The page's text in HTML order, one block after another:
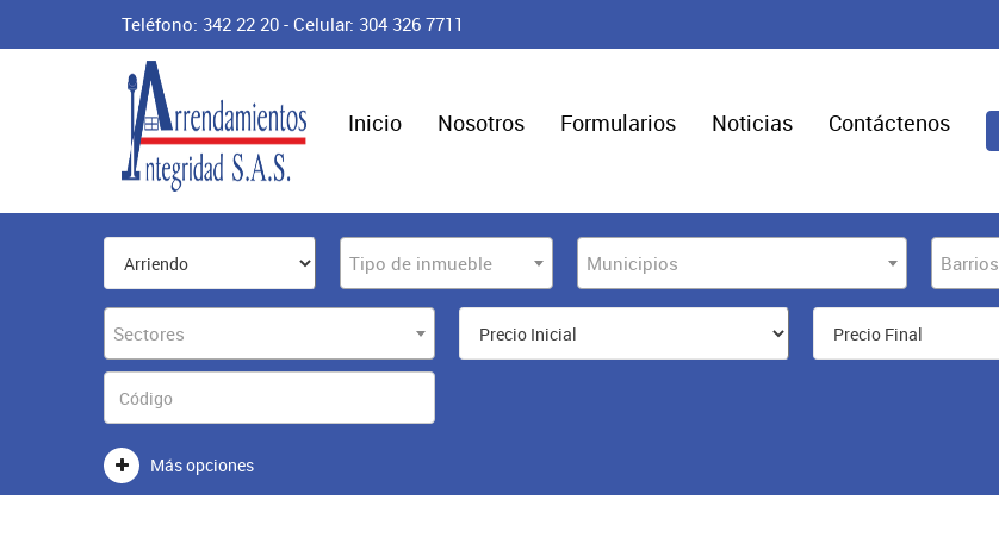
Teléfono: 342 22 20 - Celular: 304 326 7711
Inicio Nosotros Formularios Noticias Contáctenos
Tipo de inmueble Municipios Barrios
Sectores
Más opciones